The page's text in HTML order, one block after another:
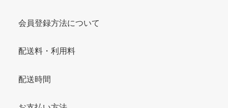
会員登録方法について
配送料・利用料
配送時間